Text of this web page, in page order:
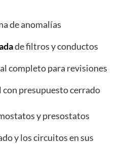
de anomalías
de filtros y conductos
completo para revisiones
presupuesto cerrado
y presostatos
y los circuitos en sus